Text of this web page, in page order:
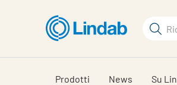
visionare
Cerca
Prodotti News Su